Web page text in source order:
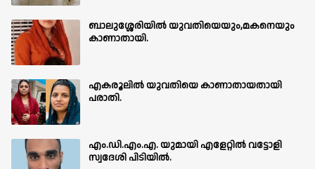
ബാലുശ്ശേരിയില്‍ യുവതിയെയും,മകനെയും
കാണാതായി.
എകരൂലിൽ യുവതിയെ കാണാതായതായി
പരാതി.
എം.ഡി.എം.എ. യുമായി എളേറ്റിൽ വട്ടോളി
സ്വദേശി പിടിയിൽ.